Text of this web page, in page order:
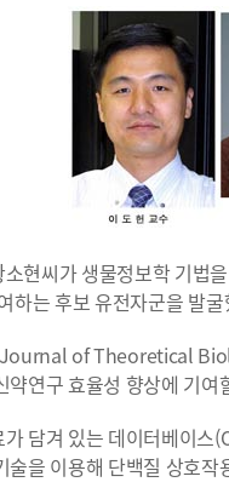
현씨가 생물정보학 기법
하는 후보 유전자군을 발굴
of Theoretical
연구 효율성 향상에 기여
담겨 있는 데이터베이
을 이용해 단백질 상호작